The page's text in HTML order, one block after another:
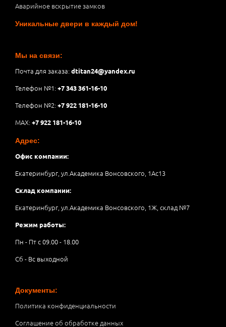
Аварийное вскрытие замков
Уникальные двери в каждый дом!
Мы на связи:
Почта для заказа:dtitan24@yandex.ru
Телефон №1:+7 343 361-16-10
Телефон №2:+7 922 181-16-10
MAX:+7 922 181-16-10
Адрес:
Офис компании:
Екатеринбург, ул.Академика Вонсовского, 1Аc13
Склад компании:
Екатеринбург, ул.Академика Вонсовского, 1Ж, склад №7
Режим работы:
Пн - Пт с 09.00 - 18.00
Сб - Вс выходной
Документы:
Политика конфиденциальности
Соглашение об обработке данных